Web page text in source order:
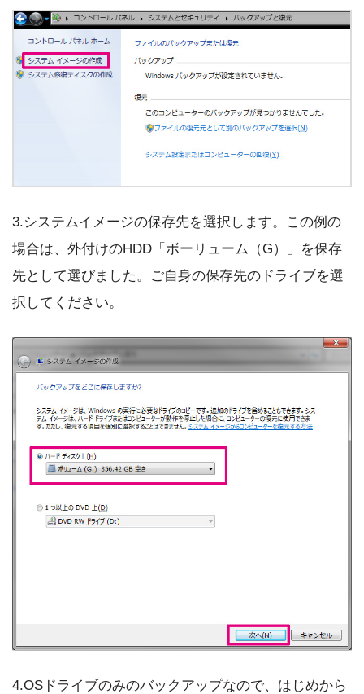
3.システムイメージの保存先を選択します。この例の
場合は、外付けのHDD「ボーリューム（G）」を保存
先として選びました。ご自身の保存先のドライブを選
択してください。
4.OSドライブのみのバックアップなので、はじめから